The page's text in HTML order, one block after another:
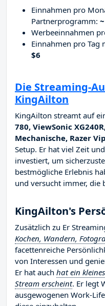
Einnahmen pro
Partnerprogramm:
Werbeeinnahmen
Einnahmen pro
$6
Die Streaming-
KingAilton
KingAilton streamt auf
780, ViewSonic
Mechanische, Razer
Setup. Er hat viel Zeit
investiert, um
bestmögliche Erlebnis
und versucht immer, die
KingAilton's
Zusätzlich zu Er
Kochen, Wandern,
facettenreiche
von Interessen und
Er hat auch hat ein
Stream erscheint. Er legt
ausgewogenen Work-